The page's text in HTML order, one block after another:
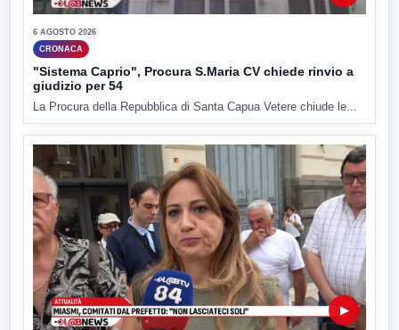
6 AGOSTO 2026
CRONACA
"Sistema Caprio", Procura S.Maria CV chiede rinvio a
giudizio per 54
La Procura della Repubblica di Santa Capua Vetere chiude le...
▶